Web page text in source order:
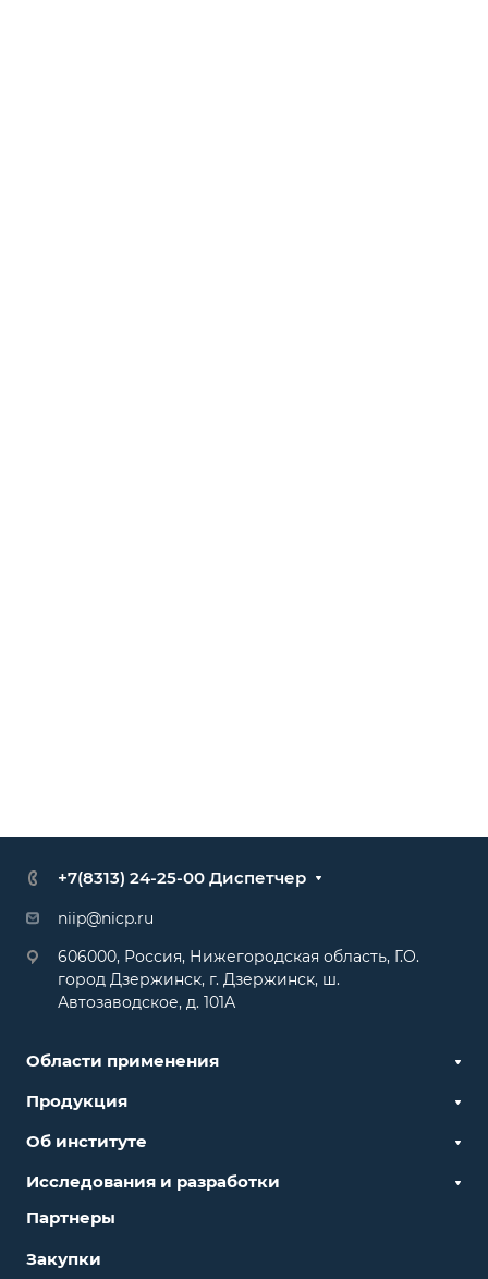
+7(8313) 24-25-00 Диспетчер
niip@nicp.ru
606000, Россия, Нижегородская область, Г.О.
город Дзержинск, г. Дзержинск, ш.
Автозаводское, д. 101А
Области применения
Продукция
Об институте
Исследования и разработки
Партнеры
Закупки